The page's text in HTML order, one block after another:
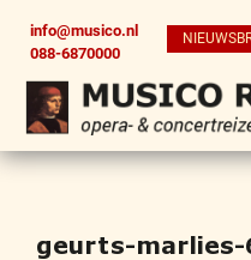
info@musico.nl
088-6870000
geurts-marlies-